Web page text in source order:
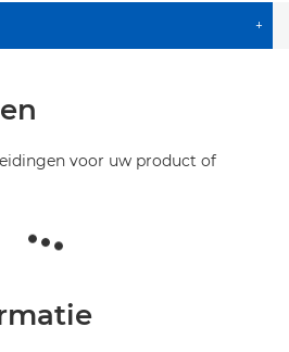
+
voor uw product of